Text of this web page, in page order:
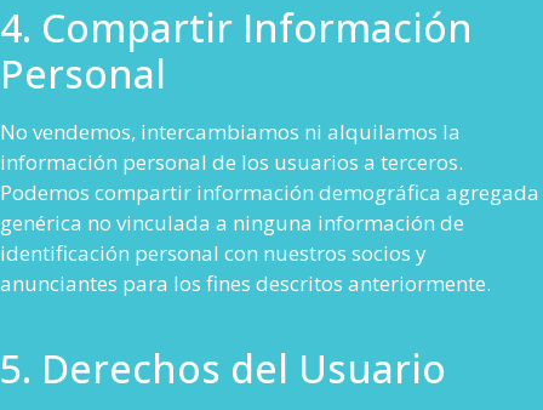
4. Compartir Información
Personal
No vendemos, intercambiamos ni alquilamos la
información personal de los usuarios a terceros.
Podemos compartir información demográfica agregada
genérica no vinculada a ninguna información de
identificación personal con nuestros socios y
anunciantes para los fines descritos anteriormente.
5. Derechos del Usuario